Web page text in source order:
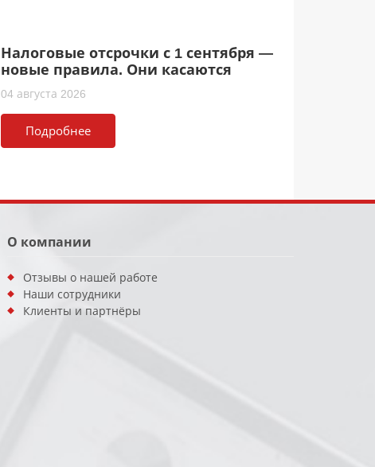
Налоговые отсрочки с 1 сентября —
новые правила. Они касаются
бухгалтеров
04 августа 2026
Подробнее
О компании
Отзывы о нашей работе
Наши сотрудники
Клиенты и партнёры